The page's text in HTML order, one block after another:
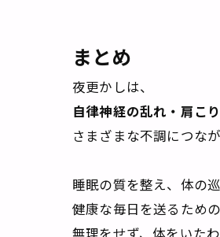
まとめ
夜更かしは、
自律神経の乱れ・肩こ
さまざまな不調につな
睡眠の質を整え、体の
健康な毎日を送るため
無理をせず、体をいた